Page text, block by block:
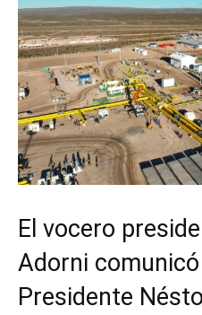
El vocero
Adorni
Presidente